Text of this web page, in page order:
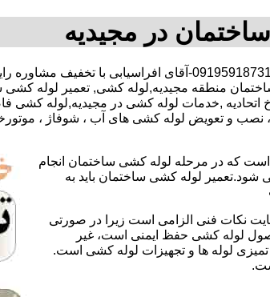
در مجیدیه
,09127783292-09195918731-آقای افراسیابی با
منطقه مجیدیه,لوله کشی, تعمیر لوله کشی
اتحادیه ,خدمات لوله کشی در مجیدیه,لوله کشی
نصب و تعویض لوله کشی های آب ، شوفاژ ،
است که در مرحله لوله کشی ساختمان انجام
شود.تعمیر لوله کشی ساختمان باید به
نکات فنی الزامی است زیرا در صورتی
لوله کشی حفظ ایمنی است، غیر
لوله ها و تجهیزات لوله کشی است.